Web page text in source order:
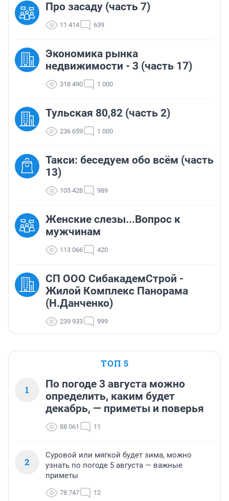
Про засаду (часть 7)
11 414 639
Экономика рынка
недвижимости - 3 (часть 17)
318 490 1 000
Тульская 80,82 (часть 2)
236 659 1 000
Такси: беседуем обо всём (часть
13)
105 428 989
Женские слезы...Вопрос к
мужчинам
113 066 420
СП ООО СибакадемСтрой -
Жилой Комплекс Панорама
(Н.Данченко)
239 933 999
ТОП 5
1
По погоде 3 августа можно
определить, каким будет
декабрь, — приметы и поверья
88 061 11
2
Суровой или мягкой будет зима, можно
узнать по погоде 5 августа — важные
приметы
78 747 12